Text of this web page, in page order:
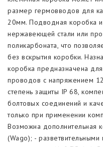
Плавающие фонтаны
Подводные
Подводные
Насосы для фонтанов
Шкафы управления
Защитная сетка на
Россия
Напряжение питания
Материал изготовления
размер гермовводов для
20мм. Подводная коробка
нержавеющей стали или
поликарбоната, что
без вскрытия коробки.
коробка предназначена
проводов с напряжением
степень защиты IP 68,
болтовых соединений и
только при применении
Возможна дополнительная
(Wago); -